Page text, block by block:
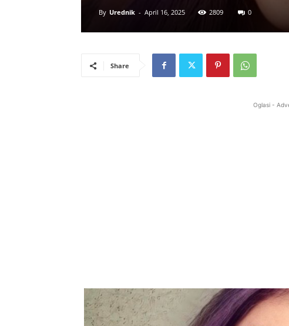
By Urednik - April 16, 2025 2809 0
Share
Oglasi -